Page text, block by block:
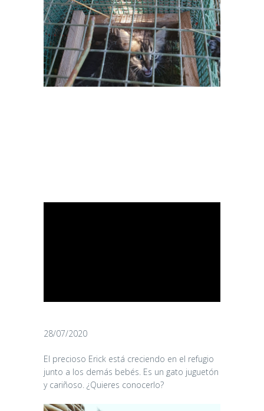
28/07/2020
El precioso Erick está creciendo en el refugio
junto a los demás bebés. Es un gato juguetón
y cariñoso. ¿Quieres conocerlo?